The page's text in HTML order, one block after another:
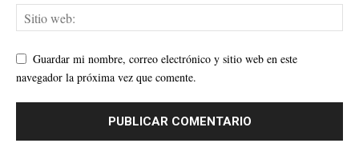
Guardar mi nombre, correo electrónico y sitio web en este
navegador la próxima vez que comente.